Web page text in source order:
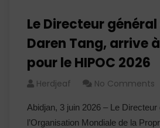
Le Directeur général
Daren Tang, arrive
pour le HIPOC 2026
Herdjeaf No Comments
Abidjan, 3 juin 2026 – Le Directeur
l’Organisation Mondiale de la